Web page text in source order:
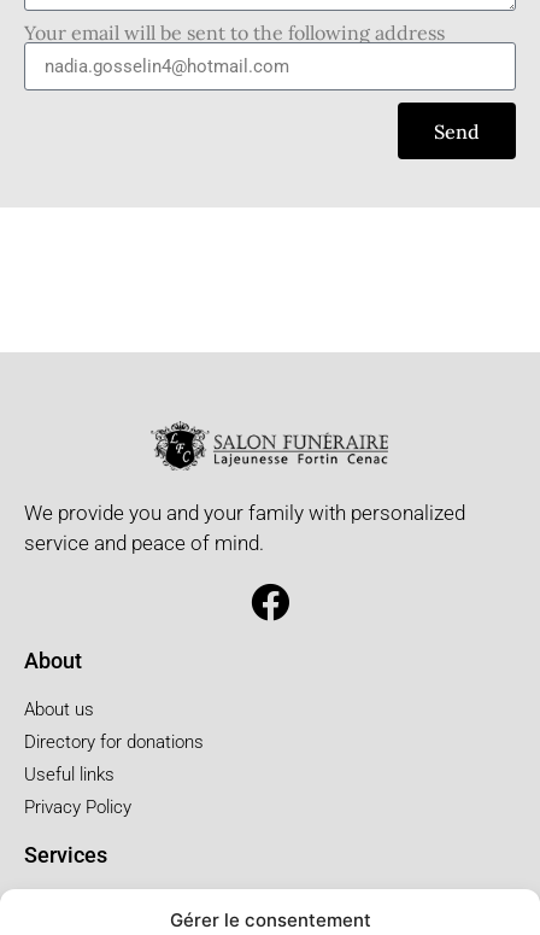
Gérer le consentement
Your email will be sent to the following address
Send
We provide you and your family with personalized
service and peace of mind.
About
About us
Directory for donations
Useful links
Privacy Policy
Services